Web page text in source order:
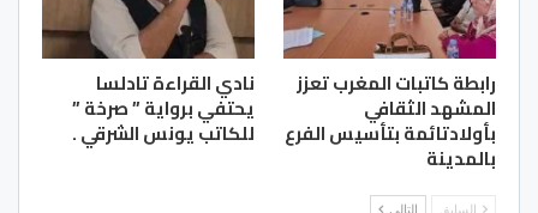
رابطة كاتبات المغرب تعزز
المشهد الثقافي
بأولادتائمة بتأسيس الفرع
بالمدينة
نادي القراءة تادلسا
يحتفي برواية ” صرخة ”
للكاتب يونس الشرقي .
السابق التالي